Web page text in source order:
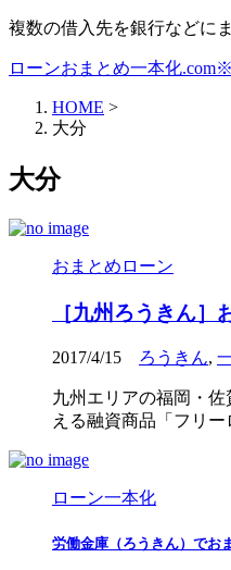
複数の借入先を銀行などに
ローンおまとめ一本化
HOME >
大分
大分
おまとめローン
［九州ろうきん
2017/4/15 ろうきん,
九州エリアの福岡・
える融資商品「フリ
ローン一本化
労働金庫（ろうきん）でお